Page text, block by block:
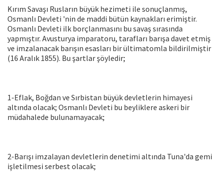
Kırım Savaşı Rusların büyük hezimeti ile sonuçlanmış,
Osmanlı Devleti 'nin de maddi bütün kaynakları erimiştir.
Osmanlı Devleti ilk borçlanmasını bu savaş sırasında
yapmıştır. Avusturya imparatoru, tarafları barışa davet etmiş
ve imzalanacak barışın esasları bir ültimatomla bildirilmiştir
(16 Aralık 1855). Bu şartlar şöyledir;
1-Eflak, Boğdan ve Sırbistan büyük devletlerin himayesi
altında olacak; Osmanlı Devleti bu beyliklere askeri bir
müdahalede bulunamayacak;
2-Barışı imzalayan devletlerin denetimi altında Tuna'da gemi
işletilmesi serbest olacak;